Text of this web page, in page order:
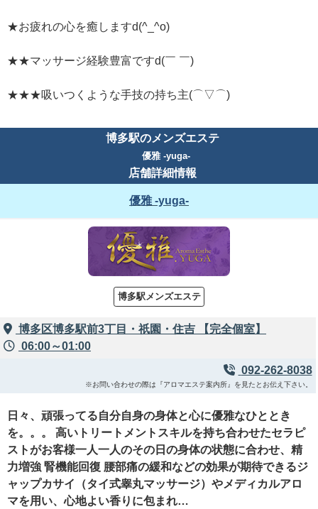
★お疲れの心を癒しますd(^_^o)
★★マッサージ経験豊富ですd(￣ ￣)
★★★吸いつくような手技の持ち主(⌒▽⌒)
博多駅のメンズエステ
優雅 -yuga-
店舗詳細情報
優雅 -yuga-
博多駅メンズエステ
博多区博多駅前3丁目・祇園・住吉 【完全個室】
06:00～01:00
092-262-8038
※お問い合わせの際は『アロマエステ案内所』を見たとお伝え下さい。
日々、頑張ってる自分自身の身体と心に優雅なひととき
を。。。 高いトリートメントスキルを持ち合わせたセラピ
ストがお客様一人一人のその日の身体の状態に合わせ、精
力増強 腎機能回復 腰部痛の緩和などの効果が期待できるジ
ャップカサイ（タイ式睾丸マッサージ）やメディカルアロ
マを用い、心地よい香りに包まれ…